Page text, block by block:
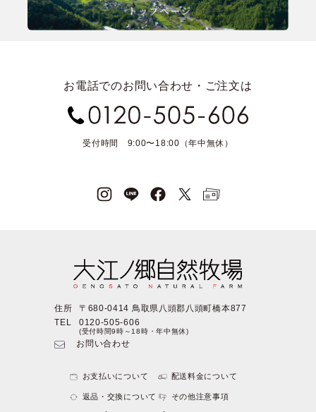
お電話でのお問い合わせ・ご注文は
受付時間 9:00〜18:00（年中無休）
住所
〒680-0414 鳥取県八頭郡八頭町橋本877
TEL
0120-505-606
(受付時間9時～18時・年中無休)
お問い合わせ
お支払いについて 配送料金について
返品・交換について その他注意事項